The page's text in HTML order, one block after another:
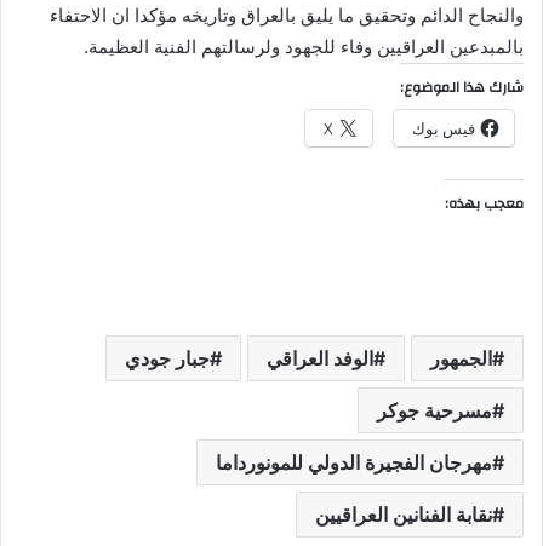
والنجاح الدائم وتحقيق ما يليق بالعراق وتاريخه مؤكدا ان الاحتفاء
بالمبدعين العراقيين وفاء للجهود ولرسالتهم الفنية العظيمة.
شارك هذا الموضوع:
فيس بوك X
معجب بهذه:
الجمهور الوفد العراقي جبار جودي
مسرحية جوكر
مهرجان الفجيرة الدولي للمونورداما
نقابة الفنانين العراقيين